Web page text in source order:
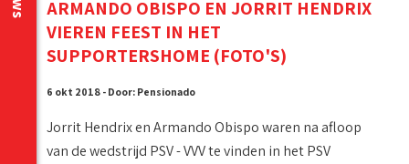
ARMANDO OBISPO EN JORRIT HENDRIX
VIEREN FEEST IN HET
SUPPORTERSHOME (FOTO'S)
6 okt 2018 - Door: Pensionado
Jorrit Hendrix en Armando Obispo waren na afloop
van de wedstrijd PSV - VVV te vinden in het PSV